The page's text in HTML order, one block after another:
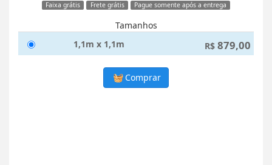
Faixa grátis Frete grátis Pague somente após a entrega
Tamanhos
1,1m x 1,1m
R$ 879,00
Comprar